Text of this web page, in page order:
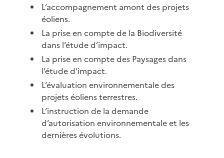
L’accompagnement amont des projets
éoliens.
La prise en compte de la Biodiversité
dans l’étude d’impact.
La prise en compte des Paysages dans
l’étude d’impact.
L’évaluation environnementale des
projets éoliens terrestres.
L’instruction de la demande
d’autorisation environnementale et les
dernières évolutions.